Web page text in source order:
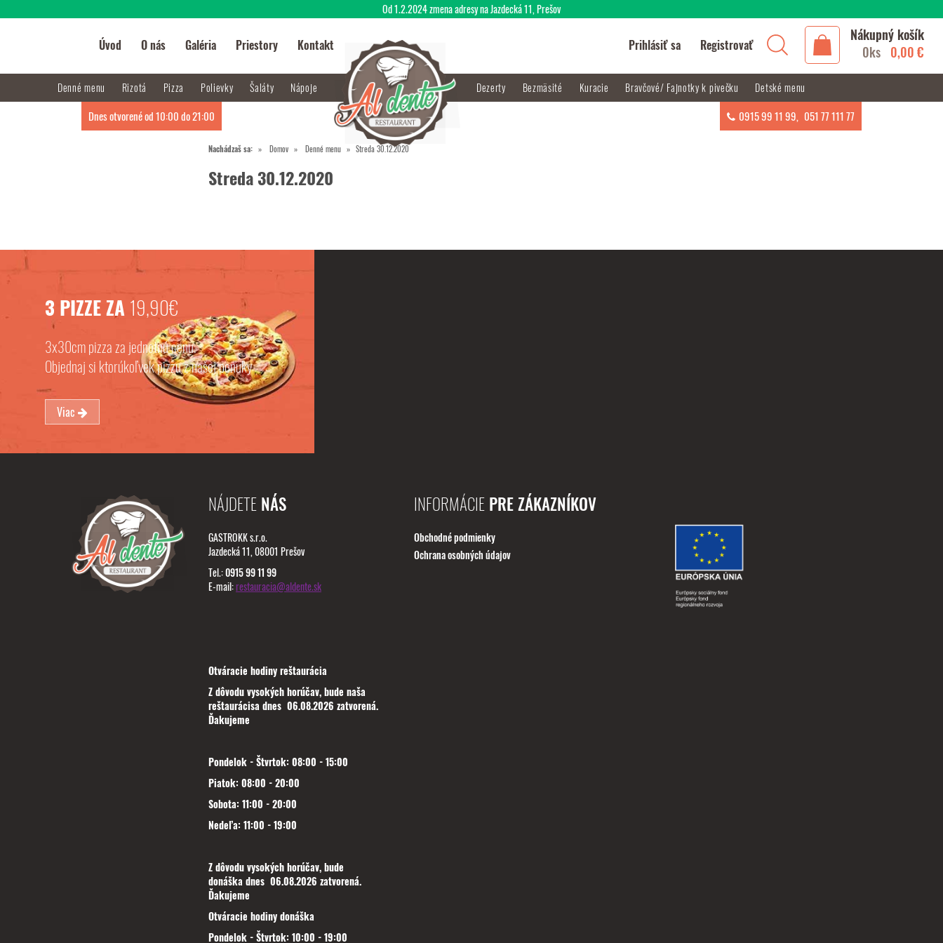
Nachádzaš sa: Domov Denné menu Streda 30.12.2020
Streda 30.12.2020
3 PIZZE ZA 19,90€
3x30cm pizza za jednotnú cenu.
Objednaj si ktorúkoľvek pizzu z našej ponuky
Viac
NÁJDETE NÁS
GASTROKK s.r.o.
Jazdecká 11, 08001 Prešov
Tel.:0915 99 11 99
E-mail:restauracia@aldente.sk
Otváracie hodiny reštaurácia
Z dôvodu vysokých horúčav, bude naša
reštaurácisa dnes 06.08.2026 zatvorená.
Ďakujeme
Pondelok - Štvrtok: 08:00 - 15:00
Piatok: 08:00 - 20:00
Sobota: 11:00 - 20:00
Nedeľa: 11:00 - 19:00
Z dôvodu vysokých horúčav, bude
donáška dnes 06.08.2026 zatvorená.
Ďakujeme
Otváracie hodiny donáška
Pondelok - Štvrtok: 10:00 - 19:00
INFORMÁCIEPRE ZÁKAZNÍKOV
Obchodné podmienky
Ochrana osobných údajov
Úvod O nás Galéria Priestory Kontakt Prihlásiť sa Registrovať
Nákupný košík
0ks 0,00 €
Denné menu Rizotá Pizza Polievky Šaláty Nápoje Dezerty Bezmäsité Kuracie Bravčové/ Fajnotky k pivečku Detské menu
Dnes otvorené od 10:00 do 21:00 0915 99 11 99, 051 77 111 77
Od 1.2.2024 zmena adresy na Jazdecká 11, Prešov